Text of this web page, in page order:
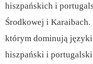
hiszpańskich i
Środkowej i
którym dominują języki
hiszpański i